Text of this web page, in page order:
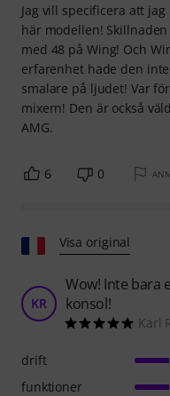
Jag vill specificera att
här modellen!
med 48 på Wing! Och
erfarenhet hade den
smalare på ljudet! Var
mixern! Den är också
AMG.
6 0
Visa original
KR
Wow! Inte bara
konsol!
Karl
drift
funktioner